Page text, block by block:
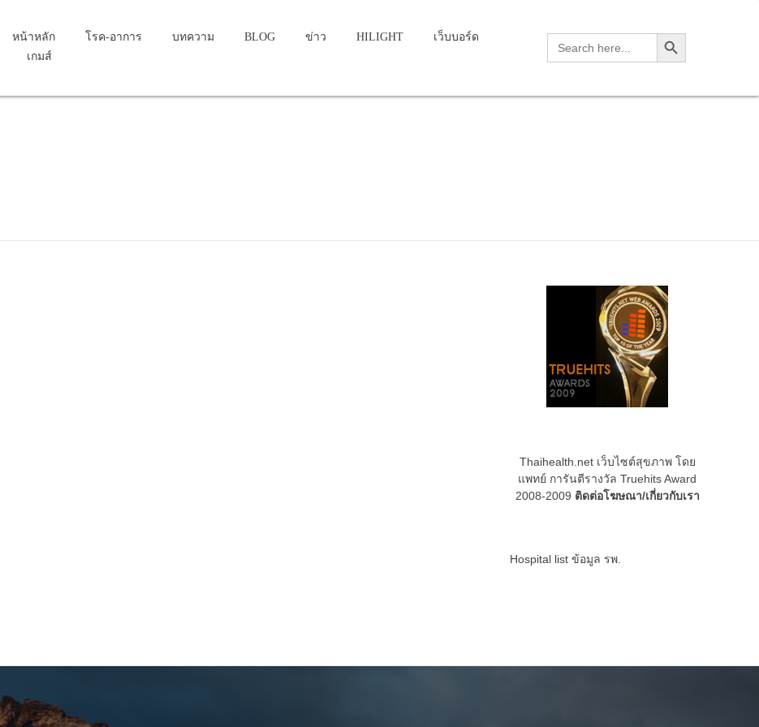
หน้าหลัก โรค-อาการ บทความ BLOG ข่าว HILIGHT
เว็บบอร์ด
เกมส์
Search
for:
Search Button
Thaihealth.net เว็บไซต์สุขภาพ โดย
แพทย์ การันตีรางวัล Truehits Award
2008-2009 ติดต่อโฆษณา/เกี่ยวกับเรา
Hospital list ข้อมูล รพ.